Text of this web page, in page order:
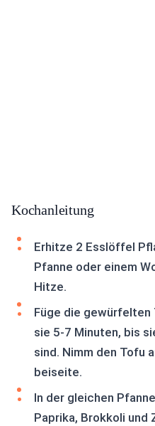
Kochanleitung
Erhitze 2 Esslöffel
Pfanne oder einem
Hitze.
Füge die
sie 5-7 Minuten, bis
sind. Nimm den Tofu
beiseite.
In der gleichen
Paprika, Brokkoli und